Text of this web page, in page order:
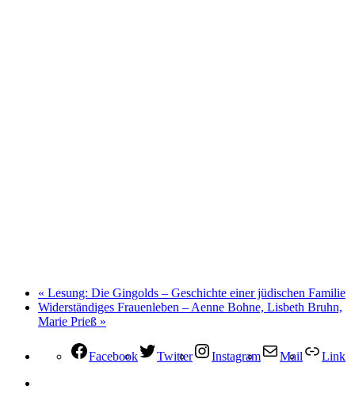
« Lesung: Die Gingolds – Geschichte einer jüdischen Familie
Widerständiges Frauenleben – Aenne Bohne, Lisbeth Bruhn,
Marie Prieß »
Facebook Twitter Instagram Mail Link